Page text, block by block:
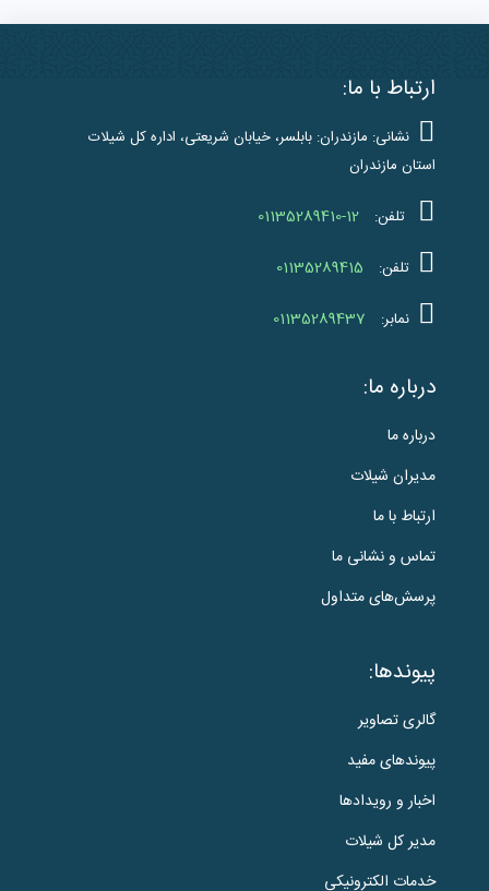
ارتباط با ما:
نشانی: مازندران: بابلسر، خیابان شریعتی، اداره کل شیلات
استان مازندران
تلفن: 01135289410-12
تلفن: 01135289415
نمابر: 01135289437
درباره ما:
درباره ما
مدیران شیلات
ارتباط با ما
تماس و نشانی ما
پرسش‌های متداول
پیوندها:
گالری تصاویر
پیوندهای مفید
اخبار و رویدادها
مدیر کل شیلات
خدمات الکترونیکی